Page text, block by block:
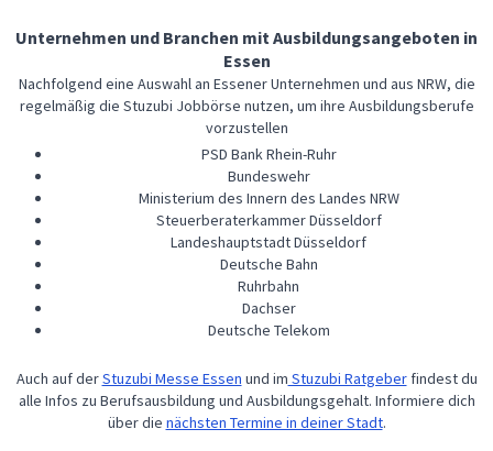
Unternehmen und Branchen mit Ausbildungsangeboten in
Essen
Nachfolgend eine Auswahl an Essener Unternehmen und aus NRW, die
regelmäßig die Stuzubi Jobbörse nutzen, um ihre Ausbildungsberufe
vorzustellen
PSD Bank Rhein-Ruhr
Bundeswehr
Ministerium des Innern des Landes NRW
Steuerberaterkammer Düsseldorf
Landeshauptstadt Düsseldorf
Deutsche Bahn
Ruhrbahn
Dachser
Deutsche Telekom
Auch auf derStuzubi Messe Essen und im Stuzubi Ratgeberfindest du
alle Infos zu Berufsausbildung und Ausbildungsgehalt. Informiere dich
über die nächsten Termine in deiner Stadt.